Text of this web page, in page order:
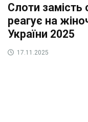
Слоти замість
реагує на
України 2025
17.11.2025